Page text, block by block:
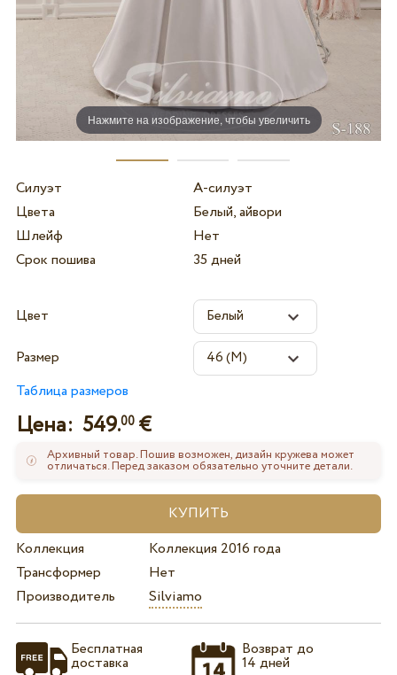
Нажмите на изображение, чтобы увеличить
Силуэт
А-силуэт
Цвета
Белый, айвори
Шлейф
Нет
Срок пошива
35 дней
Цвет
Размер
Таблица размеров
Цена: 549.00€
Архивный товар. Пошив возможен, дизайн кружева может
отличаться. Перед заказом обязательно уточните детали.
Коллекция
Коллекция 2016 года
Трансформер
Нет
Производитель
Silviamo
Бесплатная
доставка
Возврат до
14 дней